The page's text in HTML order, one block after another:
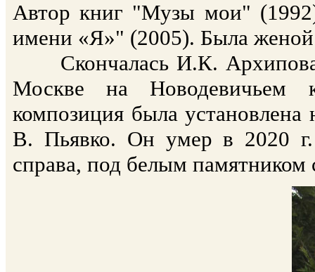
Автор книг "Музы мои"
имени «Я»" (2005). Была
Скончалась И.К. Архипова
Москве на Новодевичьем
композиция была
В. Пьявко. Он умер в 2020
справа, под белым